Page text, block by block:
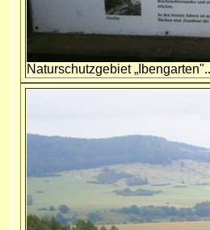
Naturschutzgebiet „ Ibengarten".